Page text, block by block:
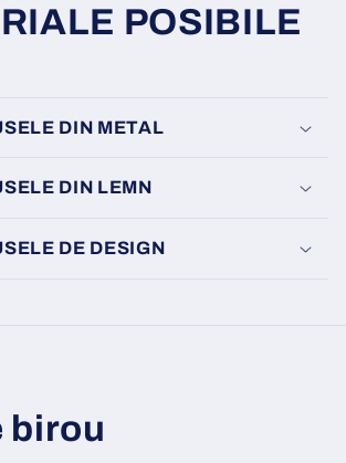
POSIBILE
DIN METAL
DIN LEMN
DE DESIGN
birou